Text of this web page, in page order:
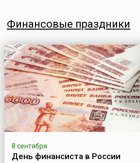
Финансовые праздники
8 сентября
День финансиста в России